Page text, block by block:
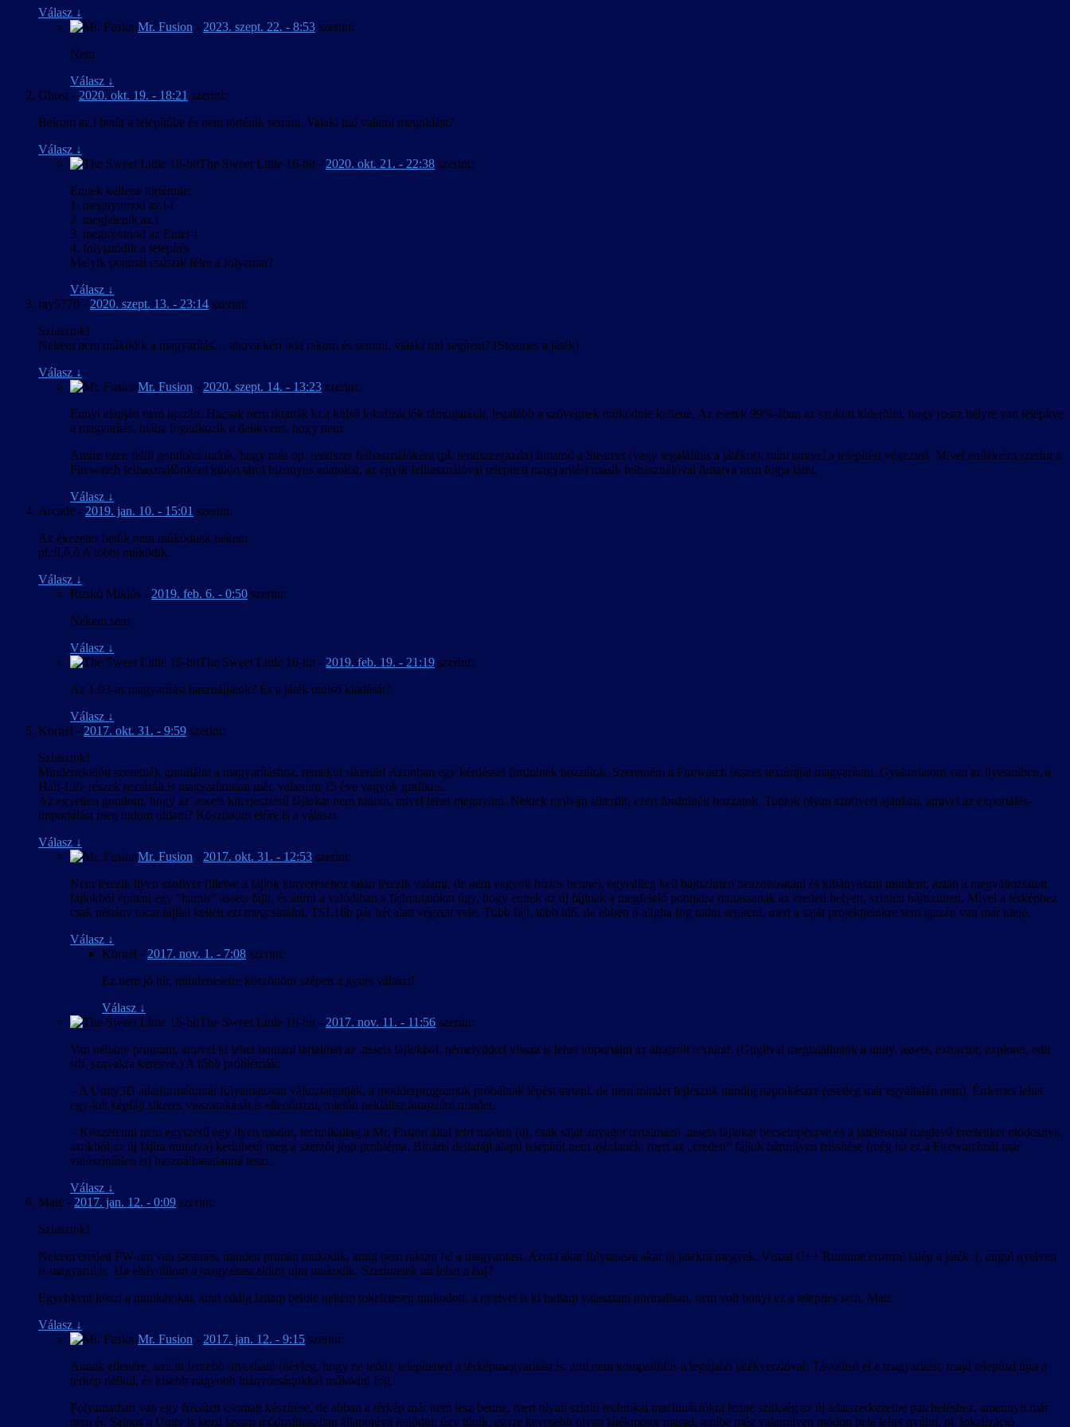
Válasz ↓
Mr. Fusion - 2023. szept. 22. - 8:53 szerint:
Nem.
Válasz ↓
Ghost - 2020. okt. 19. - 18:21 szerint:
Beírom az i betűt a telepítőbe és nem történik semmi. Valaki tud valami megoldást?
Válasz ↓
The Sweet Little 16-bit - 2020. okt. 21. - 22:38 szerint:
Ennek kellene történnie:
1. megnyomod az i-t
2. megjelenik az i
3. megnyomod az Enter-t
4. folytatódik a telepítés
Melyik pontnál csúszik félre a folyamat?
Válasz ↓
ray5770 - 2020. szept. 13. - 23:14 szerint:
Sziasztok!
Nekem nem működik a magyarítás… ahova kéri oda rakom és semmi, valaki tud segíteni? (Steames a játék)
Válasz ↓
Mr. Fusion - 2020. szept. 14. - 13:23 szerint:
Ennyi alapján nem igazán. Hacsak nem iktatták ki a külső lokalizációk támogatását, legalább a szövegnek működnie kellene. Az esetek 99%-ában az szokott kiderülni, hogy rossz helyre van telepítve
a magyarítás, hiába fogadkozik a delikvens, hogy nem.
Amire ezen felül gondolni tudok, hogy más op. rendszer felhasználóként (pl. rendszergazda) futtatod a Steamet (vagy legalábbis a játékot), mint amivel a telepítést végezted. Mivel emlékeim szerint a
Firewatch felhasználónként külön tárol bizonyos adatokat, az egyik felhasználóval telepített magyarítást másik felhasználóval futtatva nem fogja látni.
Válasz ↓
Arcade - 2019. jan. 10. - 15:01 szerint:
Az ékezetes betűk nem működnek nekem.
pl.:ű,ő,ó A többi működik.
Válasz ↓
Ruskó Miklós - 2019. feb. 6. - 0:50 szerint:
Nekem sem
Válasz ↓
The Sweet Little 16-bit - 2019. feb. 19. - 21:19 szerint:
Az 1.03-as magyarítást használjátok? És a játék utolsó kiadását?
Válasz ↓
Kornél - 2017. okt. 31. - 9:59 szerint:
Sziasztok!
Mindenekelőtt szeretnék gratulálni a magyarításhoz, remekül sikerült! Azonban egy kérdéssel fordulnék hozzátok. Szeretném a Firewatch összes textúráját magyarítani. Gyakorlatom van az ilyesmiben, a
Half-Life részek textúráit is magyarítottam már, valamint 15 éve vagyok grafikus.
Az egyetlen gondom, hogy az .assets kiterjesztésű fájlokat nem tudom, mivel lehet megnyitni. Nektek nyilván sikerült, ezért fordulnék hozzátok. Tudtok olyan szoftvert ajánlani, amivel az exportálás-
importálást meg tudom oldani? Köszönöm előre is a választ.
Válasz ↓
Mr. Fusion - 2017. okt. 31. - 12:53 szerint:
Nem létezik ilyen szoftver (illetve a fájlok kinyeréséhez talán létezik valami, de nem vagyok biztos benne), egyedileg kell bájtszinten beazonosítani és kibányászni mindent, aztán a megváltoztatott
fájlokból építeni egy “hamis” assets fájlt, és átírni a valódiban a fájlmutatókat úgy, hogy ennek az új fájlnak a megfelelő pontjaira mutassanak az eredeti helyett, szintén bájtszinten. Mivel a térképhez
csak néhány tucat fájllal kellett ezt megcsinálni, TSL16b pár hét alatt végzett vele. Több fájl, több idő, de ebben ő aligha fog tudni segíteni, mert a saját projektjeinkre sem igazán van már ideje.
Válasz ↓
Kornél - 2017. nov. 1. - 7:08 szerint:
Ez nem jó hír, mindenesetre köszönöm szépen a gyors választ!
Válasz ↓
The Sweet Little 16-bit - 2017. nov. 11. - 11:56 szerint:
Van néhány program, amivel ki lehet bontani tartalmat az .assets fájlokból, némelyikkel vissza is lehet importálni az átrajzolt textúrát. (Guglival megtalálhatók a unity, assets, extractor, explorer, edit
stb. szavakra keresve.) A főbb problémák:
– A Unity3D adatformátumát folyamatosan változtatgatják, a modderprogramok próbálnak lépést tartani, de nem mindet fejlesztik mindig naprakészre (esetleg már egyáltalán nem). Érdemes lehet
egy-két képfájl sikeres visszarakását is ellenőrizni, mielőtt nekiállsz átrajzolni mindet.
– Közzétenni nem egyszerű egy ilyen modot, technikailag a Mr. Fusion által leírt módon (új, csak saját anyagot tartalmazó .assets fájlokat becsempészve és a játékosnál meglevő eredetiket módosítva,
azokból az új fájlra mutatva) kerülhető meg a szerzői jogi probléma. Bináris deltafájl alapú telepítőt nem ajánlanék, mert az „eredeti” fájlok bármilyen frissítése (még ha ez a Firewatchnál már
valószínűtlen is) használhatatlanná teszi.
Válasz ↓
Mate - 2017. jan. 12. - 0:09 szerint:
Sziasztok!
Nekem eredeti FW-om van steames, minden primán mukodik, amig nem rakom fel a magyaritast. Azota akar folytatasra akar uj jatekra megyek, Visual C++ Runtime errorral kilép a játék :(, angol nyelven
is magyarul is. Ha eltávolitom a magyaitast akkor ujra mukodik. Szerintetek mi lehet a baj?
Egyebkent köszi a munkátokat, amit eddig lattam belole nekem tokeletesen mukodott, a nyelvet is ki tudtam valasztani normalisan, nem volt bonyi ez a telepites sem. Mate
Válasz ↓
Mr. Fusion - 2017. jan. 12. - 9:15 szerint:
Annak ellenére, ami itt fentebb olvasható (névleg, hogy ne tedd), telepítetted a térképmagyarítást is, ami nem kompatibilis a legújabb játékverzióval. Távolítsd el a magyarítást, majd telepítsd újra a
térkép nélkül, és kisebb-nagyobb hiányosságokkal működni fog.
Folyamatban van egy frissített csomag készítése, de abban a térkép már nem lesz benne, mert olyan szintű technikai machinációkra lenne szükség az új adatszerkezetbe patcheléshez, amennyit már
nem ér. Sajnos a Unity is kezd lassan módosíthatatlan állapotúvá fejlődni; úgy tűnik, egyre kevesebb olyan játékmotor marad, amibe még valamilyen módon bele lehet nyúlni, pl. lokalizáció